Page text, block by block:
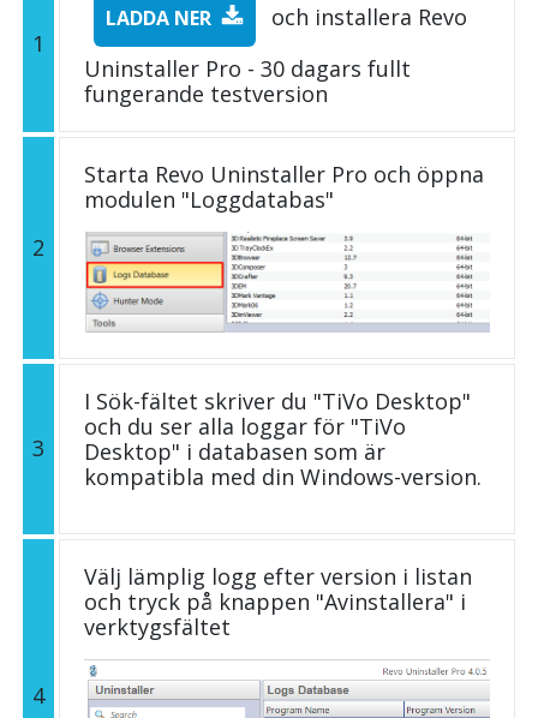
1
LADDA NER
och installera Revo
Uninstaller Pro - 30 dagars fullt
fungerande testversion
2
Starta Revo Uninstaller Pro och öppna
modulen "Loggdatabas"
3
I Sök-fältet skriver du "TiVo Desktop"
och du ser alla loggar för "TiVo
Desktop" i databasen som är
kompatibla med din Windows-version.
4
Välj lämplig logg efter version i listan
och tryck på knappen "Avinstallera" i
verktygsfältet